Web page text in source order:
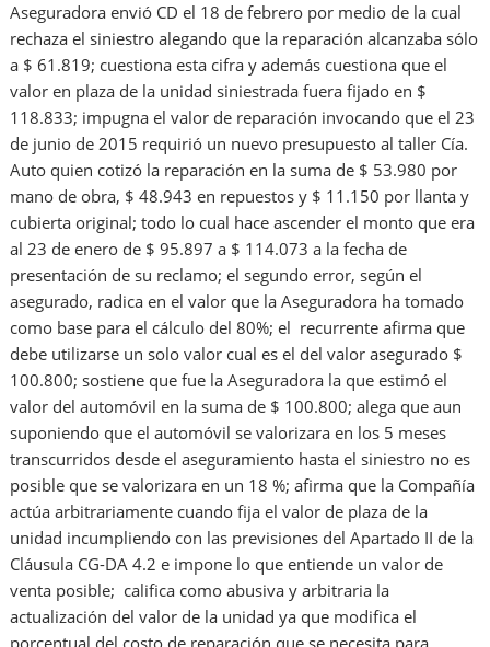
Aseguradora envió CD el 18 de febrero por medio de la cual
rechaza el siniestro alegando que la reparación alcanzaba sólo
a $ 61.819; cuestiona esta cifra y además cuestiona que el
valor en plaza de la unidad siniestrada fuera fijado en $
118.833; impugna el valor de reparación invocando que el 23
de junio de 2015 requirió un nuevo presupuesto al taller Cía.
Auto quien cotizó la reparación en la suma de $ 53.980 por
mano de obra, $ 48.943 en repuestos y $ 11.150 por llanta y
cubierta original; todo lo cual hace ascender el monto que era
al 23 de enero de $ 95.897 a $ 114.073 a la fecha de
presentación de su reclamo; el segundo error, según el
asegurado, radica en el valor que la Aseguradora ha tomado
como base para el cálculo del 80%; el recurrente afirma que
debe utilizarse un solo valor cual es el del valor asegurado $
100.800; sostiene que fue la Aseguradora la que estimó el
valor del automóvil en la suma de $ 100.800; alega que aun
suponiendo que el automóvil se valorizara en los 5 meses
transcurridos desde el aseguramiento hasta el siniestro no es
posible que se valorizara en un 18 %; afirma que la Compañía
actúa arbitrariamente cuando fija el valor de plaza de la
unidad incumpliendo con las previsiones del Apartado II de la
Cláusula CG-DA 4.2 e impone lo que entiende un valor de
venta posible; califica como abusiva y arbitraria la
actualización del valor de la unidad ya que modifica el